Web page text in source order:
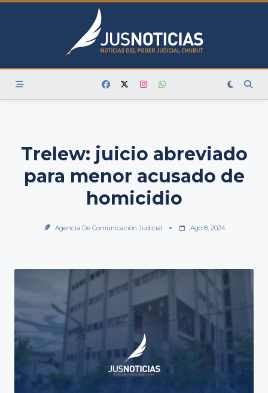
Skip
Trelew: juicio abreviado
para menor acusado de
homicidio
Agencia De Comunicación Judicial Ago 8, 2024